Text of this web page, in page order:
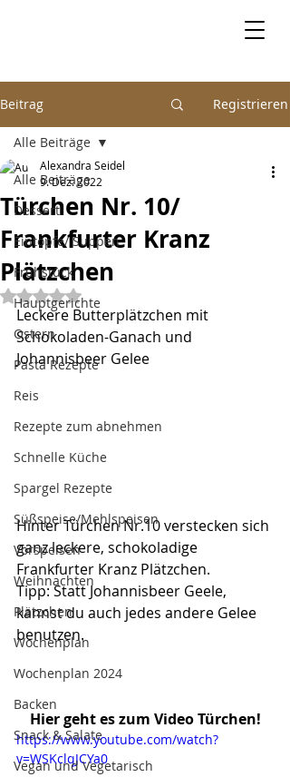
Beitrag Registrieren
Alle Beiträge
Dessert
Eintöpfe/ Suppen
Frühstück
Hauptgerichte
Ostern
Pasta Rezepte
Reis
Rezepte zum abnehmen
Schnelle Küche
Spargel Rezepte
Süßspeise/Mehlspeisen
Vorspeisen
Weihnachten
Plätzchen
Wochenplan
Wochenplan 2024
Backen
Snack & Salate
Vegan und Vegetarisch
Alle Beiträge
Türchen Nr. 10/
Frankfurter Kranz
Plätzchen
Alexandra Seidel
9. Dez. 2022
Mit NaN von 5 Sternen bewertet.
Leckere Butterplätzchen mit
Schokoladen-Ganach und
Johannisbeer Gelee
Hinter Türchen Nr.10 verstecken sich
ganz leckere, schokoladige
Frankfurter Kranz Plätzchen.
Tipp: Statt Johannisbeer Geele,
kannst du auch jedes andere Gelee
benutzen.
Hier geht es zum Video Türchen!
https://www.youtube.com/watch?
v=WSKclqJCYa0